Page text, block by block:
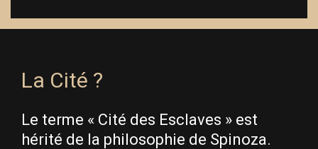
La Cité ?
Le terme « Cité des Esclaves » est
hérité de la philosophie de Spinoza.